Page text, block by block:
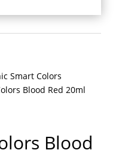
Smart Colors
Blood Red 20ml
Blood